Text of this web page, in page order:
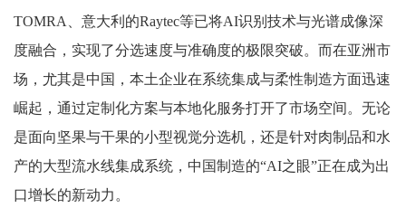
TOMRA
、意大利的Raytec等已将AI识别技术与光谱成像深
度融合，实现了分选速度与准确度的极限突破。而在亚洲市
场，尤其是中国，本土企业在系统集成与柔性制造方面迅速
崛起，通过定制化方案与本地化服务打开了市场空间。无论
是面向坚果与干果的小型视觉分选机，还是针对肉制品和水
产的大型流水线集成系统，中国制造的“AI之眼”正在成为出
口增长的新动力。